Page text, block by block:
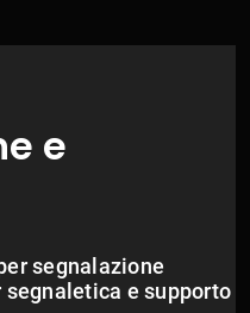
e
segnalazione
e supporto